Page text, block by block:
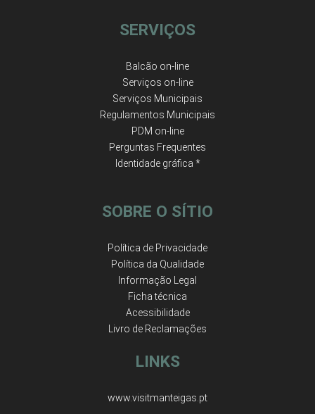
SERVIÇOS
Balcão on-line
Serviços on-line
Serviços Municipais
Regulamentos Municipais
PDM on-line
Perguntas Frequentes
Identidade gráfica *
SOBRE O SÍTIO
Política de Privacidade
Política da Qualidade
Informação Legal
Ficha técnica
Acessibilidade
Livro de Reclamações
LINKS
www.visitmanteigas.pt